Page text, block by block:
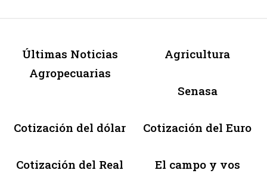
Últimas Noticias
Agropecuarias
Agricultura
Senasa
Cotización del dólar Cotización del Euro
Cotización del Real El campo y vos